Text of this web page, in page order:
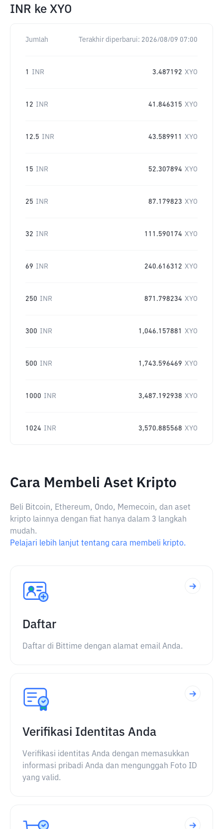
INR ke XYO
Jumlah Terakhir diperbarui: 2026/08/09 07:00
1 INR 3.487192 XYO
12 INR 41.846315 XYO
12.5 INR 43.589911 XYO
15 INR 52.307894 XYO
25 INR 87.179823 XYO
32 INR 111.590174 XYO
69 INR 240.616312 XYO
250 INR 871.798234 XYO
300 INR 1,046.157881 XYO
500 INR 1,743.596469 XYO
1000 INR 3,487.192938 XYO
1024 INR 3,570.885568 XYO
Cara Membeli Aset Kripto
Beli Bitcoin, Ethereum, Ondo, Memecoin, dan aset
kripto lainnya dengan fiat hanya dalam 3 langkah
mudah.
Pelajari lebih lanjut tentang cara membeli kripto.
Daftar
Daftar di Bittime dengan alamat email Anda.
Verifikasi Identitas Anda
Verifikasi identitas Anda dengan memasukkan
informasi pribadi Anda dan mengunggah Foto ID
yang valid.